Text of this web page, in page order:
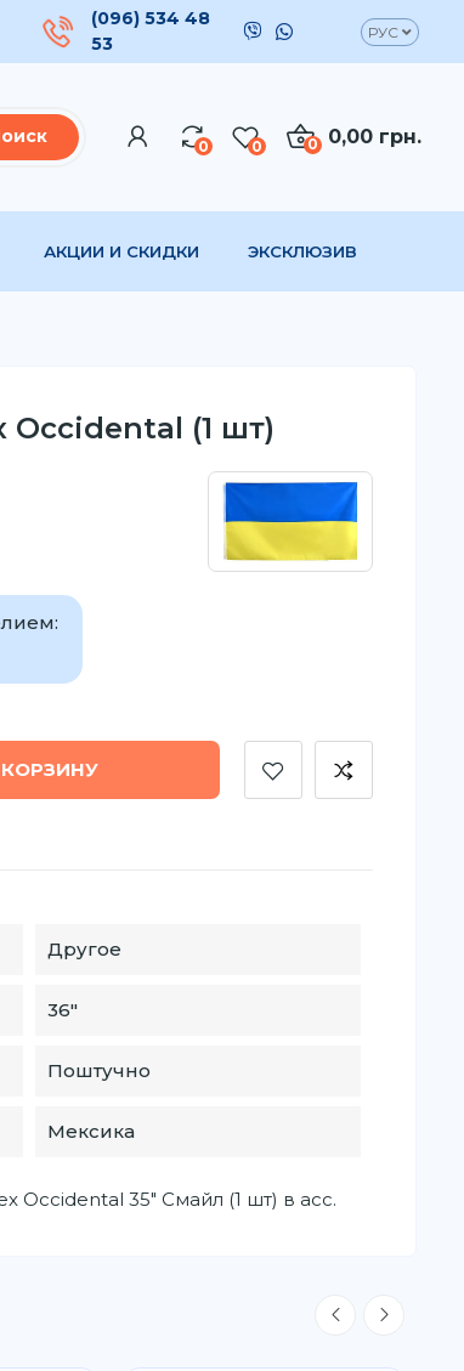
(096) 534 48
53
РУС
0 0 0,00 грн.
0
АКЦИИ И СКИДКИ ЭКСКЛЮЗИВ
(1 шт)
КОРЗИНУ
Другое
36″
Поштучно
Мексика
Occidental 35" Смайл (1 шт) в асс.